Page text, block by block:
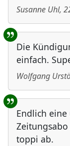
Susanne Uhl,
Die
einfach.
Wolfgang
Endlich
toppi ab.